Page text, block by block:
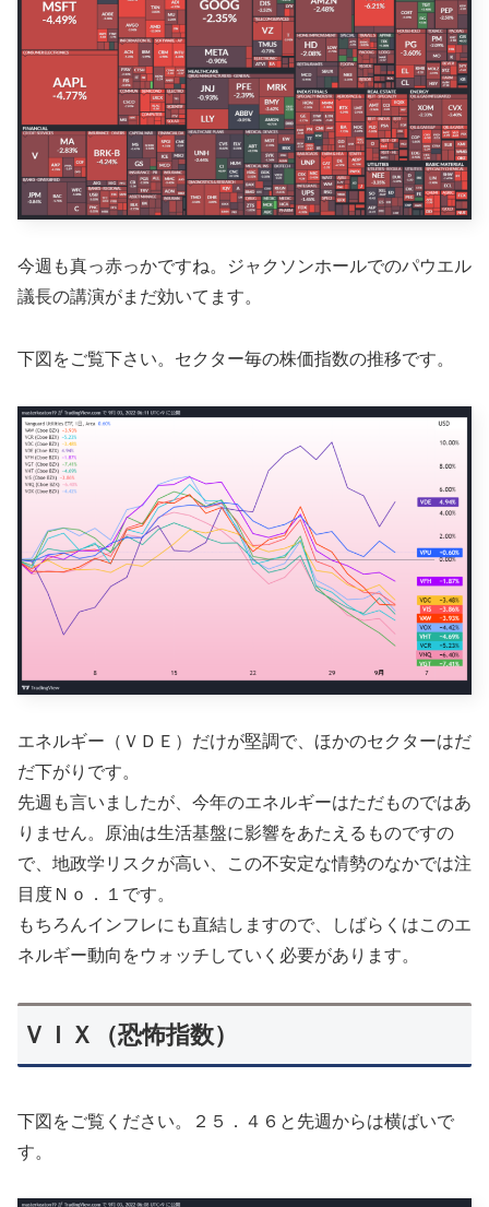
今週も真っ赤っかですね。ジャクソンホールでのパウエル
議長の講演がまだ効いてます。
下図をご覧下さい。セクター毎の株価指数の推移です。
エネルギー（ＶＤＥ）だけが堅調で、ほかのセクターはだ
だ下がりです。
先週も言いましたが、今年のエネルギーはただものではあ
りません。原油は生活基盤に影響をあたえるものですの
で、地政学リスクが高い、この不安定な情勢のなかでは注
目度Ｎｏ．１です。
もちろんインフレにも直結しますので、しばらくはこのエ
ネルギー動向をウォッチしていく必要があります。
ＶＩＸ（恐怖指数）
下図をご覧ください。２５．４６と先週からは横ばいで
す。